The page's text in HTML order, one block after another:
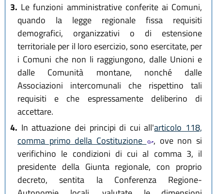
3. Le funzioni amministrative conferite ai Comuni,
quando la legge regionale fissa requisiti
demografici, organizzativi o di estensione
territoriale per il loro esercizio, sono esercitate, per
i Comuni che non li raggiungono, dalle Unioni e
dalle Comunità montane, nonché dalle
Associazioni intercomunali che rispettino tali
requisiti e che espressamente deliberino di
accettare.
4. In attuazione dei principi di cui all'articolo 118,
comma primo della Costituzione
, ove non si
verifichino le condizioni di cui al comma 3, il
presidente della Giunta regionale, con proprio
decreto, sentita la Conferenza Regione-